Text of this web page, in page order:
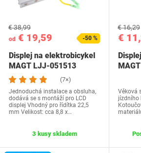
od € 19,59
€ 38,99
-50 %
Displej na elektrobicykel
MAGT ‎LJJ-051513
(7×)
Jednoduchá instalace a obsluha,
dodává se s montáží pro LCD
displej Vhodný pro řídítka 22,5
mm Velikost: cca 8,8 x…
3 kusy skladem
€
€ 16,29
MAGT
Věková
jízdního